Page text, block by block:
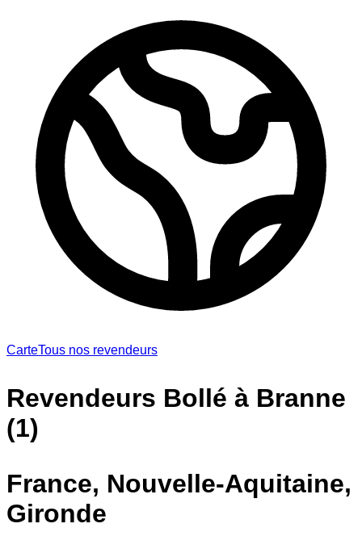
CarteTous nos revendeurs
Revendeurs Bollé à Branne
(1)
France, Nouvelle-Aquitaine,
Gironde